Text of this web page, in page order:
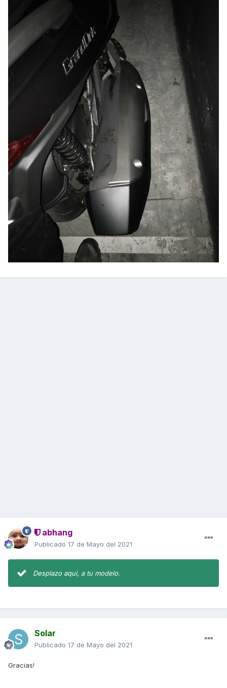
abhang
Publicado 17 de Mayo del 2021
Desplazo aqui, a tu modelo.
Solar
Publicado 17 de Mayo del 2021
Gracias!